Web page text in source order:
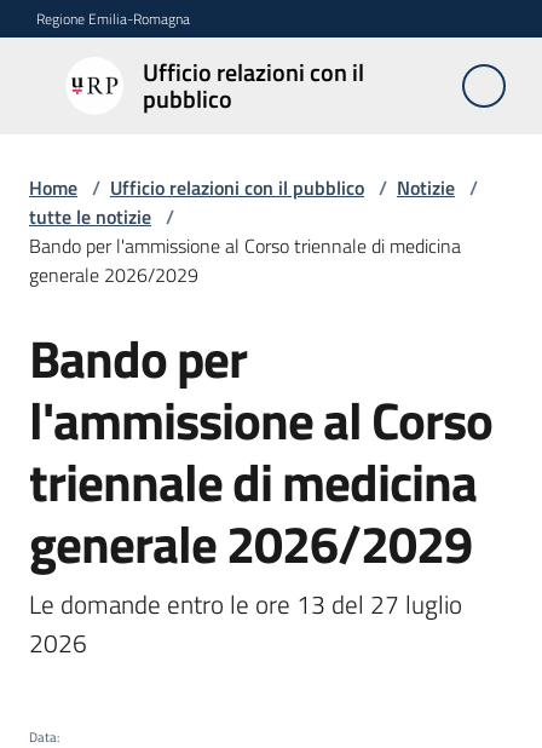
Vai al contenuto
Vai alla navigazione
Vai al footer
Regione Emilia-Romagna
Ufficio relazioni con il
pubblico
Ufficio
relazioni
pubblico
Novità
Servizi
dell'Urp
Accesso
e
trasparenza
Domande
Home / Ufficio relazioni con il pubblico / Notizie /
tutte le notizie /
Bando per l'ammissione al Corso triennale di medicina
generale 2026/2029
Salta al contenuto
Bando per
l'ammissione al Corso
triennale di medicina
generale 2026/2029
Le domande entro le ore 13 del 27 luglio
2026
Data: